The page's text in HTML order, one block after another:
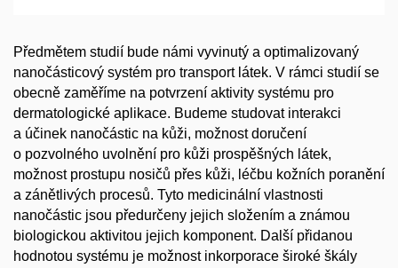
Předmětem studií bude námi vyvinutý a optimalizovaný
nanočásticový systém pro transport látek. V rámci studií se
obecně zaměříme na potvrzení aktivity systému pro
dermatologické aplikace. Budeme studovat interakci
a účinek nanočástic na kůži, možnost doručení
o pozvolného uvolnění pro kůži prospěšných látek,
možnost prostupu nosičů přes kůži, léčbu kožních poranění
a zánětlivých procesů. Tyto medicinální vlastnosti
nanočástic jsou předurčeny jejich složením a známou
biologickou aktivitou jejich komponent. Další přidanou
hodnotou systému je možnost inkorporace široké škály